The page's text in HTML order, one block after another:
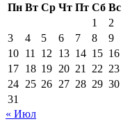
Пн Вт Ср Чт Пт Сб Вс
1
2
3
4 5 6 7 8
9
10 11 12 13 14 15 16
17 18 19 20 21 22 23
24 25 26 27 28 29 30
31
« Июл